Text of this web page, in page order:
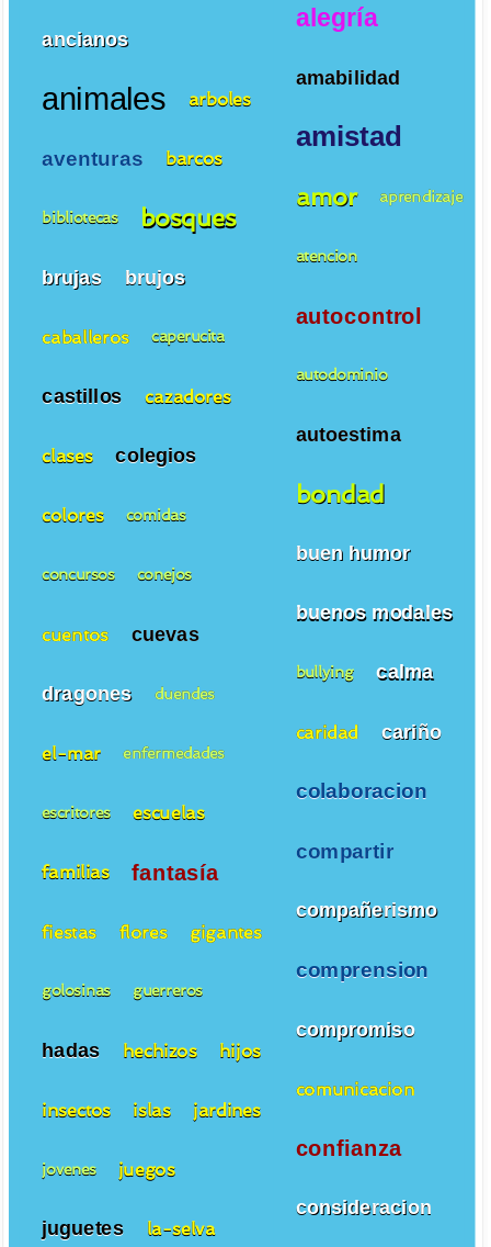
alegría
amabilidad
amistad
amor aprendizaje
atencion
autocontrol
autodominio
autoestima
bondad
buen humor
buenos modales
bullying calma
caridad cariño
colaboracion
compartir
compañerismo
comprension
compromiso
comunicacion
confianza
consideracion
ancianos
animales arboles
aventuras barcos
bibliotecas bosques
brujas brujos
caballeros caperucita
castillos cazadores
clases colegios
colores comidas
concursos conejos
cuentos cuevas
dragones duendes
el-mar enfermedades
escritores escuelas
familias fantasía
fiestas flores gigantes
golosinas guerreros
hadas hechizos hijos
insectos islas jardines
jovenes juegos
juguetes la-selva